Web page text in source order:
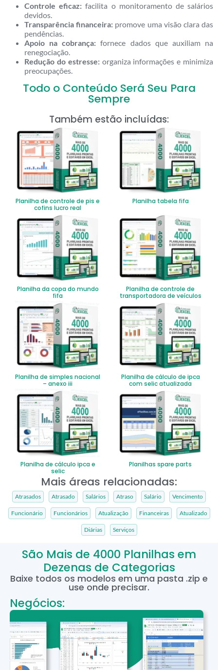
Controle eficaz: facilita o monitoramento de salários
devidos.
Transparência financeira: promove uma visão clara das
pendências.
Apoio na cobrança: fornece dados que auxiliam na
renegociação.
Redução do estresse:organiza informações e minimiza
preocupações.
Todo o Conteúdo Será Seu Para
Sempre
Também estão incluídas:
Planilha de controle de pis e
cofins lucro real
Planilha tabela fifa
Planilha da copa do mundo
fifa
Planilha de controle de
transportadora de veículos
Planilha de simples nacional
– anexo iii
Planilha de cálculo de ipca
com selic atualizada
Planilha de cálculo ipca e
selic
Planilhas spare parts
Mais áreas relacionadas:
Atrasados Atrasado Salários Atraso Salário Vencimento
Funcionário Funcionários Atualização Financeiras Atualizado
Diárias Serviços
São Mais de 4000 Planilhas em
Dezenas de Categorias
Baixe todos os modelos em uma pasta .zip e
use onde precisar.
Negócios: